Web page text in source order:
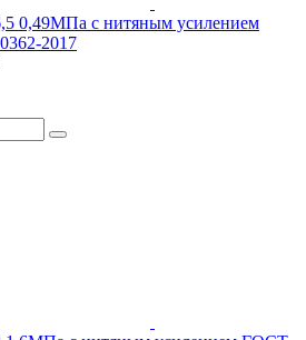
0,49МПа с нитяным усилением
2017